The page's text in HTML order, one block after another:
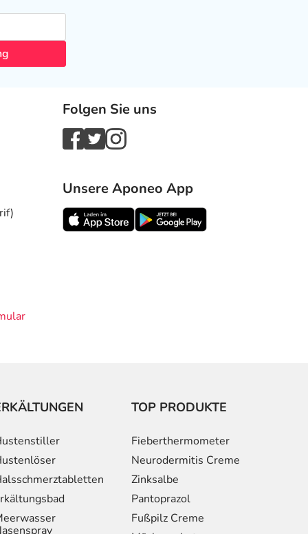
Folgen Sie uns
Unsere Aponeo App
TOP PRODUKTE
Fieberthermometer
Neurodermitis Creme
Zinksalbe
Pantoprazol
Fußpilz Creme